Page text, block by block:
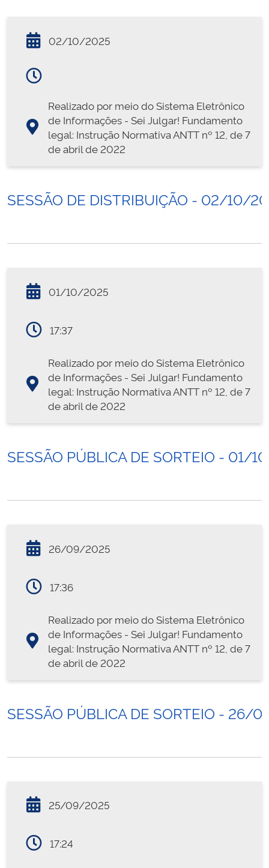
02/10/2025
Realizado por meio do Sistema Eletrônico
de Informações - Sei Julgar! Fundamento
legal: Instrução Normativa ANTT nº 12, de 7
de abril de 2022
SESSÃO DE DISTRIBUIÇÃO - 02/10/
01/10/2025
17:37
Realizado por meio do Sistema Eletrônico
de Informações - Sei Julgar! Fundamento
legal: Instrução Normativa ANTT nº 12, de 7
de abril de 2022
SESSÃO PÚBLICA DE SORTEIO - 01/
26/09/2025
17:36
Realizado por meio do Sistema Eletrônico
de Informações - Sei Julgar! Fundamento
legal: Instrução Normativa ANTT nº 12, de 7
de abril de 2022
SESSÃO PÚBLICA DE SORTEIO - 26/
25/09/2025
17:24